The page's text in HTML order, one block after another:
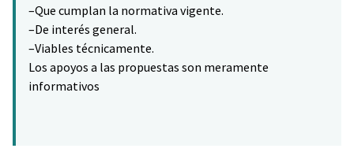
–Que cumplan la normativa vigente.
–De interés general.
–Viables técnicamente.
Los apoyos a las propuestas son meramente
informativos